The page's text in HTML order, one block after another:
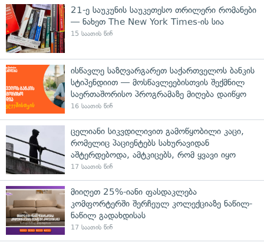
21-ე საუკუნის საუკეთესო თრილერი რომანები
— ნახეთ The New York Times-ის სია
15 საათის წინ
ისწავლე საზღვარგარეთ საქართველოს ბანკის
სტიპენდიით — მოსწავლეებისთვის შექმნილ
საერთაშორისო პროგრამაზე მიღება დაიწყო
16 საათის წინ
ცელიანი სიკვდილივით გამოწყობილი კაცი,
რომელიც პაციენტებს სახურავიდან
აშტერდებოდა, ამტკიცებს, რომ ყვავი იყო
17 საათის წინ
მიიღეთ 25%-იანი ფასდაკლება
კომფორტერში შერჩეულ კოლექციაზე ნაწილ-
ნაწილ გადახდისას
17 საათის წინ